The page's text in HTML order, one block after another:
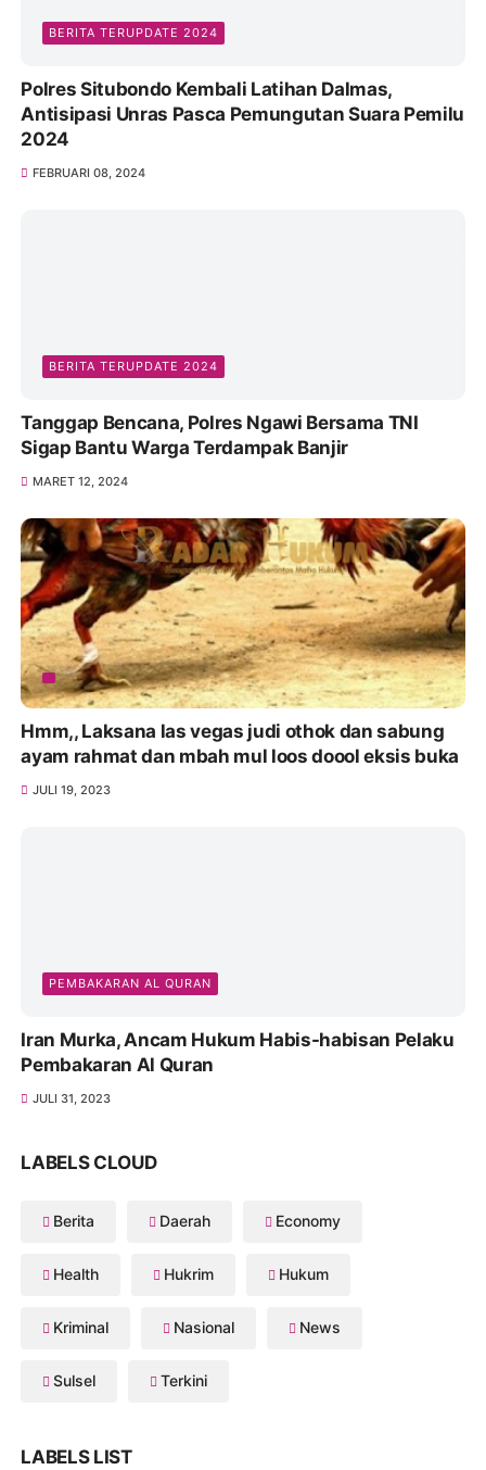
BERITA TERUPDATE 2024
Polres Situbondo Kembali Latihan Dalmas,
Antisipasi Unras Pasca Pemungutan Suara Pemilu
2024
FEBRUARI 08, 2024
BERITA TERUPDATE 2024
Tanggap Bencana, Polres Ngawi Bersama TNI
Sigap Bantu Warga Terdampak Banjir
MARET 12, 2024
Hmm,, Laksana las vegas judi othok dan sabung
ayam rahmat dan mbah mul loos doool eksis buka
JULI 19, 2023
PEMBAKARAN AL QURAN
Iran Murka, Ancam Hukum Habis-habisan Pelaku
Pembakaran Al Quran
JULI 31, 2023
LABELS CLOUD
Berita Daerah Economy
Health Hukrim Hukum
Kriminal Nasional News
Sulsel Terkini
LABELS LIST